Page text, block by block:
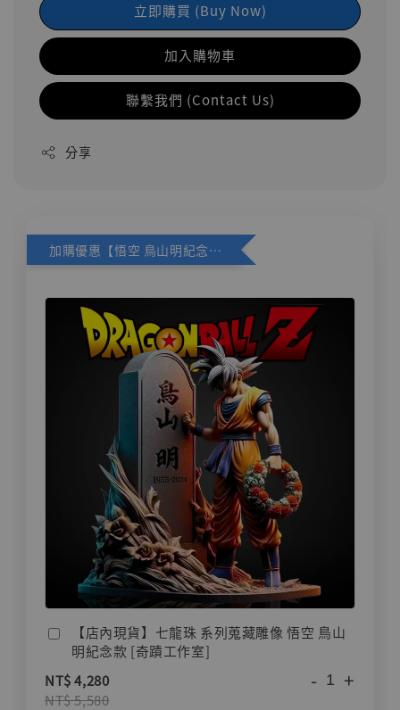
立即購買 (Buy Now)
加入購物車
聯繫我們 (Contact Us)
分享
加購優惠【悟空 鳥山明紀念款 [奇蹟工作室]】
【店內現貨】七龍珠 系列蒐藏雕像 悟空 鳥山
明紀念款 [奇蹟工作室]
NT$ 4,280
NT$ 5,580
- +